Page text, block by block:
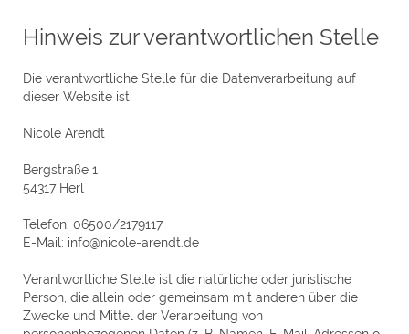
Hinweis zur verantwortlichen Stelle
Die verantwortliche Stelle für die Datenverarbeitung auf
dieser Website ist:
Nicole Arendt
Bergstraße 1
54317 Herl
Telefon: 06500/2179117
E-Mail: info@nicole-arendt.de
Verantwortliche Stelle ist die natürliche oder juristische
Person, die allein oder gemeinsam mit anderen über die
Zwecke und Mittel der Verarbeitung von